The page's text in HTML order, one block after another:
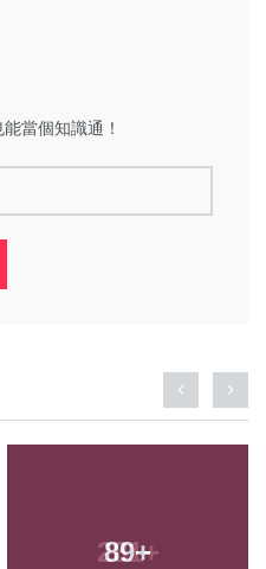
當個知識通！
89+